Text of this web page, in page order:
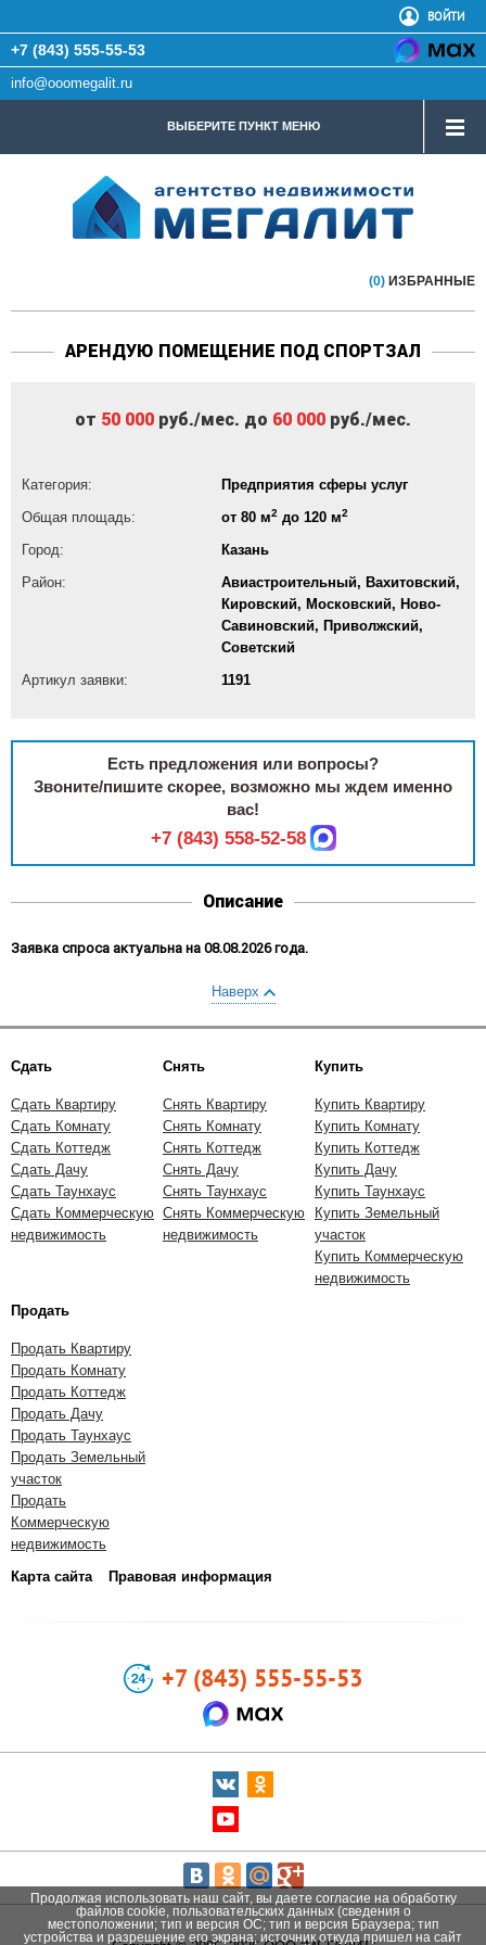
ВОЙТИ
+7 (843) 555-55-53
info@ooomegalit.ru
ВЫБЕРИТЕ ПУНКТ МЕНЮ
(0) ИЗБРАННЫЕ
АРЕНДУЮ ПОМЕЩЕНИЕ ПОД СПОРТЗАЛ
от 50 000 руб./мес. до 60 000 руб./мес.
Категория:
Предприятия сферы услуг
Общая площадь:
от 80 м2до 120 м2
Город:
Казань
Район:
Авиастроительный, Вахитовский,
Кировский, Московский, Ново-
Савиновский, Приволжский,
Советский
Артикул заявки:
1191
Есть предложения или вопросы?
Звоните/пишите скорее, возможно мы ждем именно
вас!
+7 (843) 558-52-58
Описание
Заявка спроса актуальна на 08.08.2026 года.
Наверх
Сдать
Сдать Квартиру
Сдать Комнату
Сдать Коттедж
Сдать Дачу
Сдать Таунхаус
Сдать Коммерческую
недвижимость
Снять
Снять Квартиру
Снять Комнату
Снять Коттедж
Снять Дачу
Снять Таунхаус
Снять Коммерческую
недвижимость
Купить
Купить Квартиру
Купить Комнату
Купить Коттедж
Купить Дачу
Купить Таунхаус
Купить Земельный
участок
Купить Коммерческую
недвижимость
Продать
Продать Квартиру
Продать Комнату
Продать Коттедж
Продать Дачу
Продать Таунхаус
Продать Земельный
участок
Продать
Коммерческую
недвижимость
Карта сайта
Правовая информация
+7 (843) 555-55-53
Продолжая использовать наш сайт, вы даете согласие на обработку
файлов cookie, пользовательских данных (сведения о
местоположении; тип и версия ОС; тип и версия Браузера; тип
устройства и разрешение его экрана; источник откуда пришел на сайт